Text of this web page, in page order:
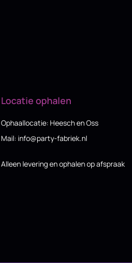
Locatie ophalen
Ophaallocatie: Heesch en Oss
Mail: info@party-fabriek.nl
Alleen levering en ophalen op afspraak